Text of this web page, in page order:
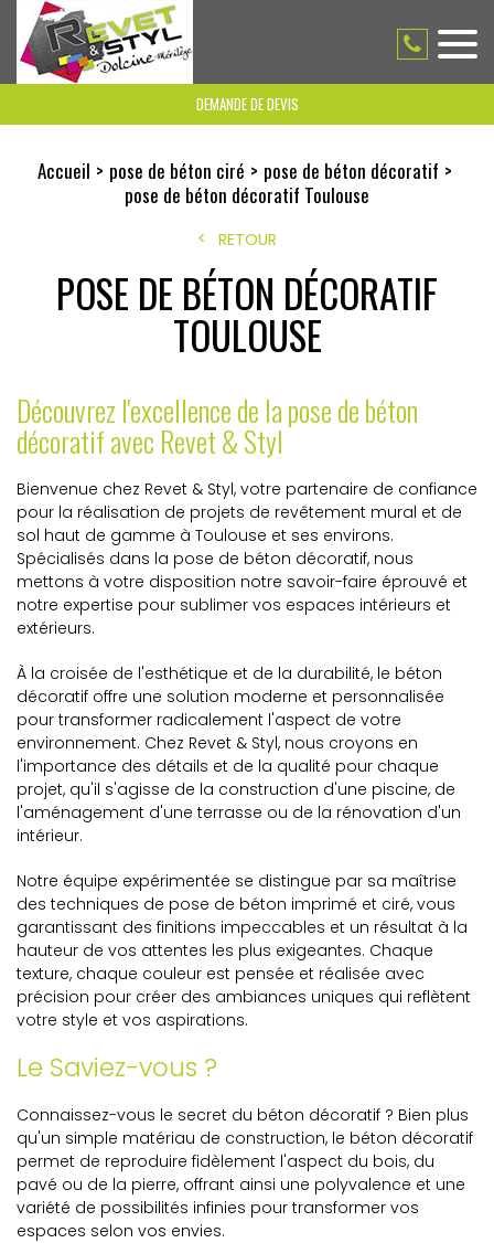
DEMANDE DE DEVIS
Accueil pose de béton ciré
pose de béton décoratif
pose de béton décoratif Toulouse
RETOUR
POSE DE BÉTON DÉCORATIF
TOULOUSE
Découvrez l'excellence de la pose de béton
décoratif avec Revet & Styl
Bienvenue chez Revet & Styl, votre partenaire de confiance
pour la réalisation de projets de revêtement mural et de
sol haut de gamme à Toulouse et ses environs.
Spécialisés dans la pose de béton décoratif, nous
mettons à votre disposition notre savoir-faire éprouvé et
notre expertise pour sublimer vos espaces intérieurs et
extérieurs.
À la croisée de l'esthétique et de la durabilité, le béton
décoratif offre une solution moderne et personnalisée
pour transformer radicalement l'aspect de votre
environnement. Chez Revet & Styl, nous croyons en
l'importance des détails et de la qualité pour chaque
projet, qu'il s'agisse de la construction d'une piscine, de
l'aménagement d'une terrasse ou de la rénovation d'un
intérieur.
Notre équipe expérimentée se distingue par sa maîtrise
des techniques de pose de béton imprimé et ciré, vous
garantissant des finitions impeccables et un résultat à la
hauteur de vos attentes les plus exigeantes. Chaque
texture, chaque couleur est pensée et réalisée avec
précision pour créer des ambiances uniques qui reflètent
votre style et vos aspirations.
Le Saviez-vous ?
Connaissez-vous le secret du béton décoratif ? Bien plus
qu'un simple matériau de construction, le béton décoratif
permet de reproduire fidèlement l'aspect du bois, du
pavé ou de la pierre, offrant ainsi une polyvalence et une
variété de possibilités infinies pour transformer vos
espaces selon vos envies.